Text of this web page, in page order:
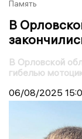
Память
В
В Орловской
гибелью
06/08/2025